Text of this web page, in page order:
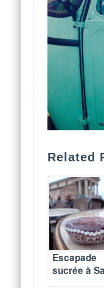
Related
Escapade
sucrée à